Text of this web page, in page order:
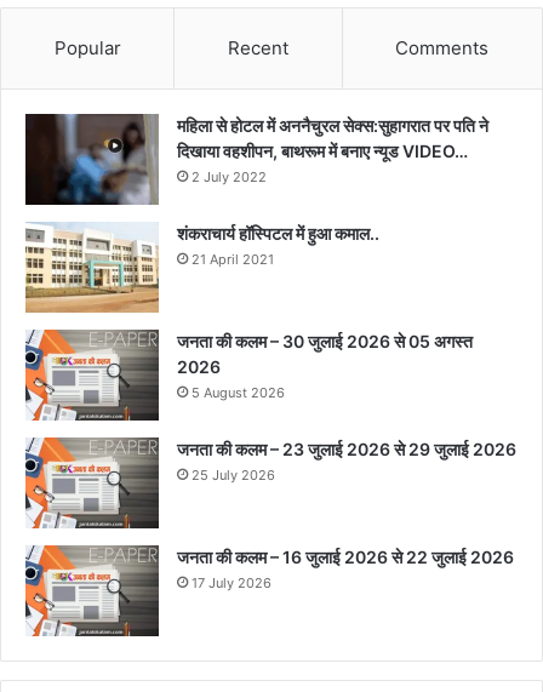
Popular Recent Comments
महिला से होटल में अननैचुरल सेक्स:सुहागरात पर पति ने
दिखाया वहशीपन, बाथरूम में बनाए न्यूड VIDEO…
2 July 2022
शंकराचार्य हॉस्पिटल में हुआ कमाल..
21 April 2021
जनता की कलम – 30 जुलाई 2026 से 05 अगस्त
2026
5 August 2026
जनता की कलम – 23 जुलाई 2026 से 29 जुलाई 2026
25 July 2026
जनता की कलम – 16 जुलाई 2026 से 22 जुलाई 2026
17 July 2026